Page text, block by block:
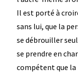
Il est porté à
sans lui, que la
se débrouiller
se prendre en
compétent que la